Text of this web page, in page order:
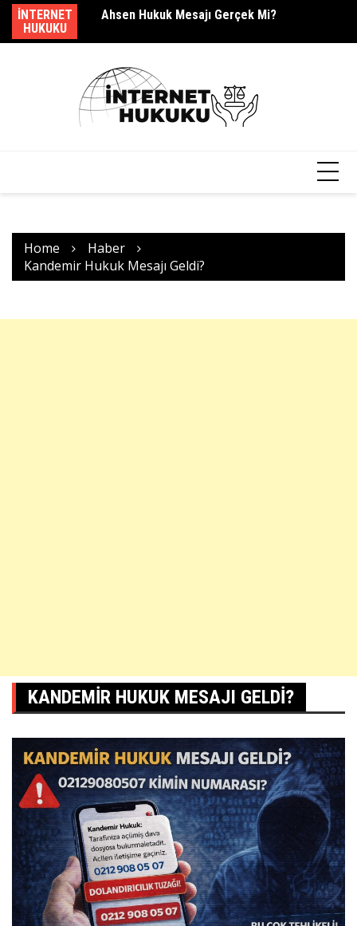
Skip
content
INTERNET
HUKUKU
Ahsen Hukuk Mesajı Gerçek Mi?
Home
Haber
Kandemir Hukuk Mesajı Geldi?
KANDEMIR HUKUK MESAJI GELDI?